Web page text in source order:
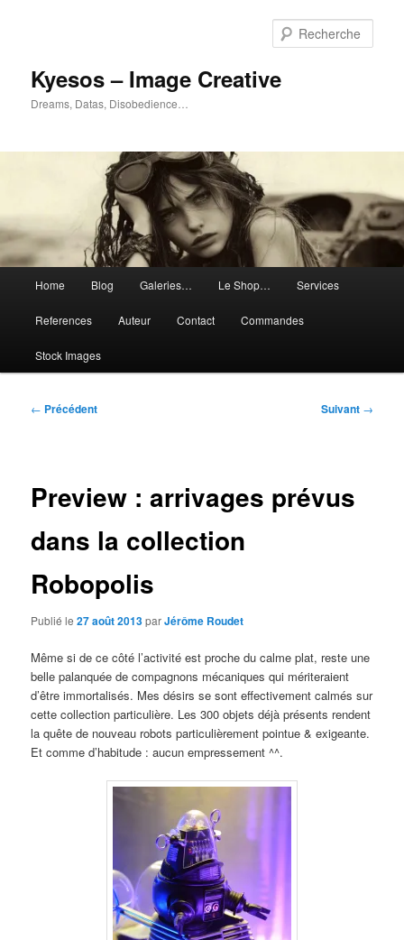
Kyesos – Image Creative
Dreams, Datas, Disobedience…
principal
Home Blog Galeries… Le Shop… Services
References Auteur Contact Commandes
Stock Images
Navigation
← Précédent Suivant →
Preview : arrivages prévus
dans la collection
Robopolis
Publié le27 août 2013parJérôme Roudet
Même si de ce côté l’activité est proche du calme plat, reste une
belle palanquée de compagnons mécaniques qui mériteraient
d’être immortalisés. Mes désirs se sont effectivement calmés sur
cette collection particulière. Les 300 objets déjà présents rendent
la quête de nouveau robots particulièrement pointue & exigeante.
Et comme d’habitude : aucun empressement ^^.